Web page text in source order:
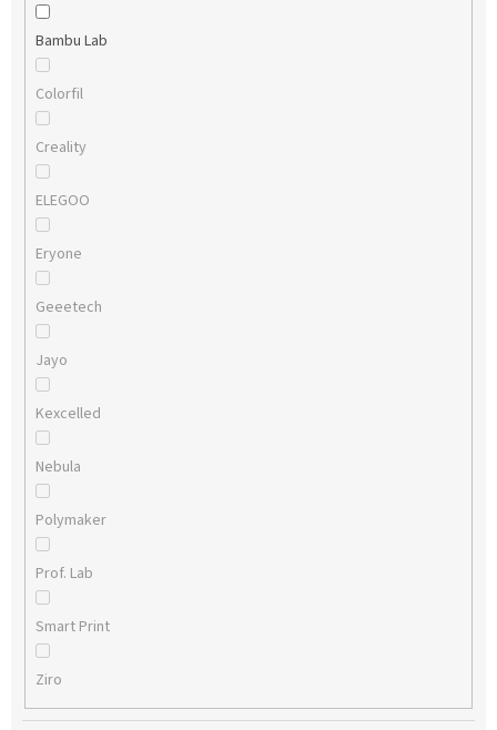
Bambu Lab
Colorfil
Creality
ELEGOO
Eryone
Geeetech
Jayo
Kexcelled
Nebula
Polymaker
Prof. Lab
Smart Print
Ziro